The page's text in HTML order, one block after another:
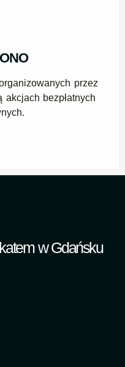
przez
bezpłatnych
w Gdańsku